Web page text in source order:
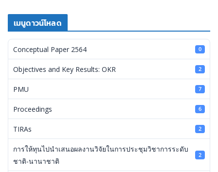
เมนูดาวน์โหลด
Conceptual Paper 2564 0
Objectives and Key Results: OKR 2
PMU 7
Proceedings 6
TIRAs 2
การให้ทุนไปนำเสนอผลงานวิจัยในการประชุมวิชาการระดับ
ชาติ-นานาชาติ
2